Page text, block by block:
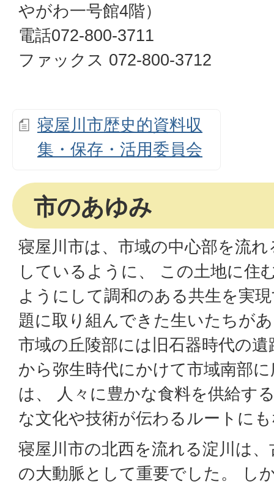
やがわ一号館4階）
電話072-800-3711
ファックス 072-800-3712
寝屋川市歴史的資料収
集・保存・活用委員会
市のあゆみ
寝屋川市は、市域の中心部を流
しているように、 この土地に住
ようにして調和のある共生を実
題に取り組んできた生いたちが
市域の丘陵部には旧石器時代の
から弥生時代にかけて市域南部
は、 人々に豊かな食料を供給す
な文化や技術が伝わるルートに
寝屋川市の北西を流れる淀川は
の大動脈として重要でした。 し